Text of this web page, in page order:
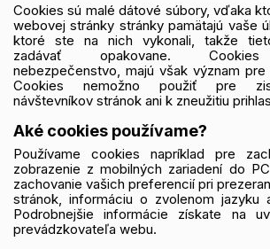
Cookies sú malé dátové súbory, vďaka
webovej stránky stránky pamätajú vaše
ktoré ste na nich vykonali, takže
zadávať opakovane. Cookies
nebezpečenstvo, majú však význam pre
Cookies nemožno použiť pre
návštevníkov stránok ani k zneužitiu
Aké cookies používame?
Používame cookies napríklad pre
zobrazenie z mobilných zariadení do
zachovanie vašich preferencií pri
stránok, informáciu o zvolenom jazyku
Podrobnejšie informácie získate na
prevádzkovateľa webu.